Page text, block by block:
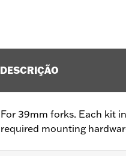
DESCRIÇÃO
For 39mm forks. Each kit
required mounting